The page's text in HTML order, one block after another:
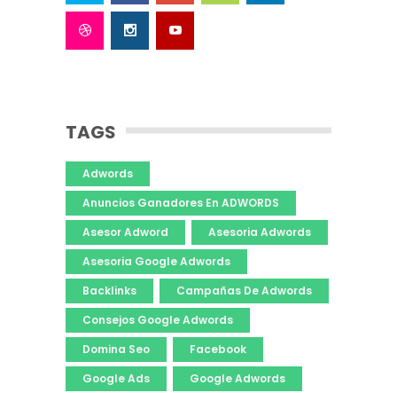
TAGS
Adwords
Anuncios Ganadores En ADWORDS
Asesor Adword
Asesoria Adwords
Asesoria Google Adwords
Backlinks
Campañas De Adwords
Consejos Google Adwords
Domina Seo
Facebook
Google Ads
Google Adwords